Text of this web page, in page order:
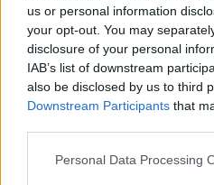
us or personal information
your opt-out. You may
disclosure of your personal
IAB’s list of downstream
also be disclosed by us to third
Downstream Participants that
Personal Data Processing
Quem criou o
Championship?
A InLogic desenvolveu este jogo